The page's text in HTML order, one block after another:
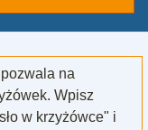
na
Wpisz
w krzyżówce" i